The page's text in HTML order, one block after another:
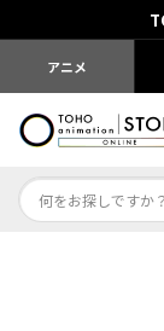
アニメ
Dr.STONE